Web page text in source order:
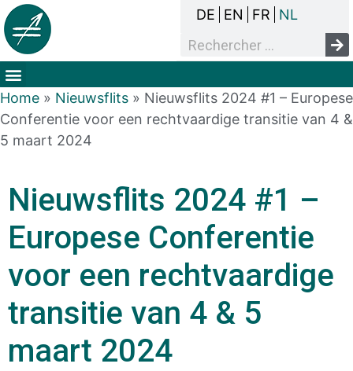
DE EN FR NL
Home » Nieuwsflits » Nieuwsflits 2024 #1 – Europese
Conferentie voor een rechtvaardige transitie van 4 &
5 maart 2024
Nieuwsflits 2024 #1 –
Europese Conferentie
voor een rechtvaardige
transitie van 4 & 5
maart 2024